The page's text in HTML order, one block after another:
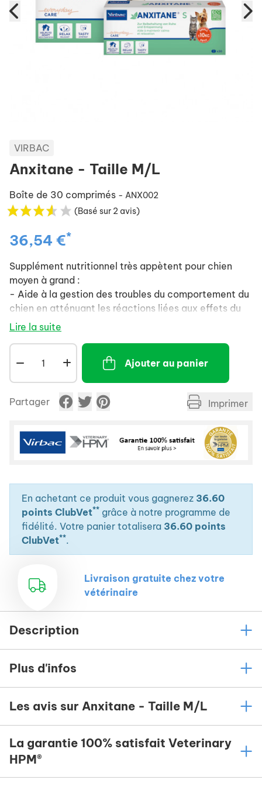
VIRBAC
Anxitane - Taille M/L
Boîte de 30 comprimés - ANX002
(Basé sur 2 avis)
36,54 €*
Supplément nutritionnel très appètent pour chien
moyen à grand :
- Aide à la gestion des troubles du comportement du
chien en atténuant les réactions liées aux effets du
stress ou de la peur.
- Exerce des effets relaxants sans aucune
somnolence ni autre inconvénient.
Lire la suite
Ajouter au panier
Partager Imprimer
En achetant ce produit vous gagnerez 36.60
points ClubVet** grâce à notre programme de
fidélité. Votre panier totalisera 36.60 points
ClubVet**.
Livraison gratuite chez votre
vétérinaire
Description
Plus d'infos
Les avis sur Anxitane - Taille M/L
La garantie 100% satisfait Veterinary
HPM®